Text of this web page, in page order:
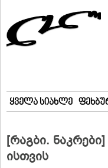
ყველა სიახლე
[რაგბი.
ისთვის